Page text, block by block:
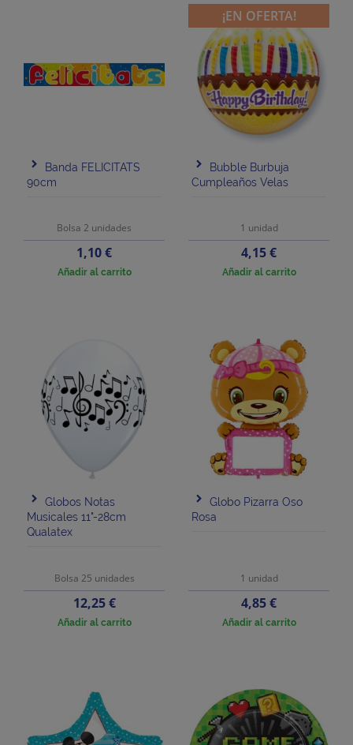
Banda FELICITATS
90cm
Bolsa 2 unidades
Precio
1,10 €
Añadir al carrito
Bubble Burbuja
Cumpleaños Velas
1 unidad
Precio
4,15 €
Añadir al carrito
¡EN OFERTA!
Globos Notas
Musicales 11"-28cm
Qualatex
Bolsa 25 unidades
Precio
12,25 €
Añadir al carrito
Globo Pizarra Oso
Rosa
1 unidad
Precio
4,85 €
Añadir al carrito